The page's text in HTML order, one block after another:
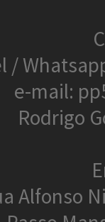
/
e-mail:
Rodrigo
Alfonso